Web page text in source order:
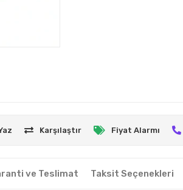
Karşılaştır Fiyat Alarmı
ve Teslimat Taksit Seçenekleri